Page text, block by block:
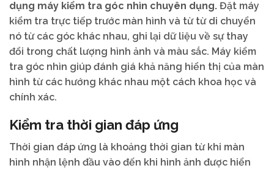
dụng máy kiểm tra góc nhìn chuyên dụng. Đặt máy
kiểm tra trực tiếp trước màn hình và từ từ di chuyển
nó từ các góc khác nhau, ghi lại dữ liệu về sự thay
đổi trong chất lượng hình ảnh và màu sắc. Máy kiểm
tra góc nhìn giúp đánh giá khả năng hiển thị của màn
hình từ các hướng khác nhau một cách khoa học và
chính xác.
Kiểm tra thời gian đáp ứng
Thời gian đáp ứng là khoảng thời gian từ khi màn
hình nhận lệnh đầu vào đến khi hình ảnh được hiển